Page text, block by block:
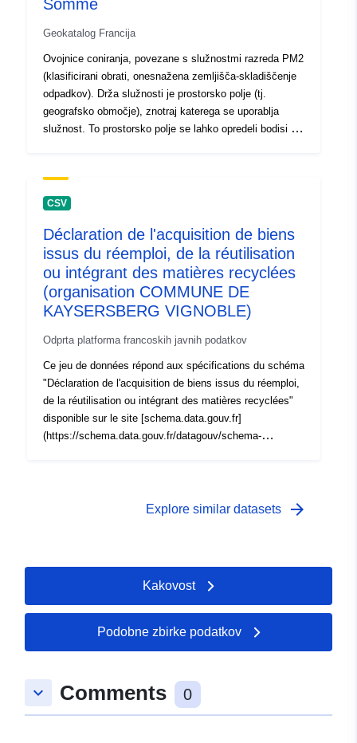
Somme
Geokatalog Francija
Ovojnice coniranja, povezane s služnostmi razreda PM2
(klasificirani obrati, onesnažena zemljišča-skladiščenje
odpadkov). Drža služnosti je prostorsko polje (tj.
geografsko območje), znotraj katerega se uporablja
služnost. To prostorsko polje se lahko opredeli bodisi v
prenos.
CSV
Déclaration de l'acquisition de biens
issus du réemploi, de la réutilisation
ou intégrant des matières recyclées
(organisation COMMUNE DE
KAYSERSBERG VIGNOBLE)
Odprta platforma francoskih javnih podatkov
Ce jeu de données répond aux spécifications du schéma
"Déclaration de l'acquisition de biens issus du réemploi,
de la réutilisation ou intégrant des matières recyclées"
disponible sur le site [schema.data.gouv.fr]
(https://schema.data.gouv.fr/datagouv/schema-
Explore similar datasets arrow_forward
Kakovost
Podobne zbirke podatkov
keyboard_arrow_down Comments 0